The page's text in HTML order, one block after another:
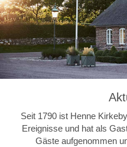
Seit 1790 ist Henne
Ereignisse und hat als
Gäste aufgenommen